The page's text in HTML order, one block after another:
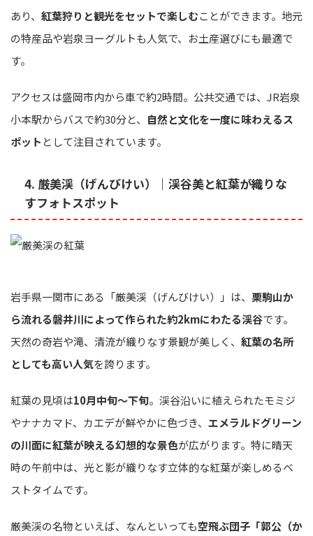
あり、 紅葉狩りと観光をセットで楽しむことができます。地元
の特産品や岩泉ヨーグルトも人気で、お土産選びにも最適で
す。
アクセスは盛岡市内から車で約2時間。公共交通では、JR岩泉
小本駅からバスで約30分と、 自然と文化を一度に味わえるス
ポット として注目されています。
4. 厳美渓（げんびけい）｜渓谷美と紅葉が織りな
すフォトスポット
岩手県一関市にある「厳美渓（げんびけい）」は、 栗駒山か
ら流れる磐井川によって作られた約2kmにわたる渓谷です。
天然の奇岩や滝、清流が織りなす景観が美しく、 紅葉の名所
としても高い人気を誇ります。
紅葉の見頃は10月中旬〜下旬。渓谷沿いに植えられたモミジ
やナナカマド、カエデが鮮やかに色づき、 エメラルドグリーン
の川面に紅葉が映える幻想的な景色が広がります。特に晴天
時の午前中は、光と影が織りなす立体的な紅葉が楽しめるベ
ストタイムです。
厳美渓の名物といえば、なんといっても空飛ぶ団子「郭公（か